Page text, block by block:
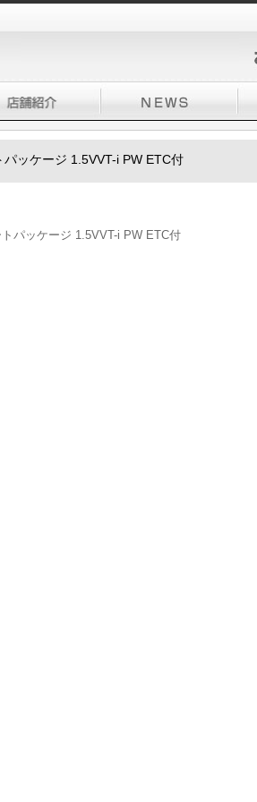
ッケージ 1.5VVT-i PW ETC付
パッケージ 1.5VVT-i PW ETC付